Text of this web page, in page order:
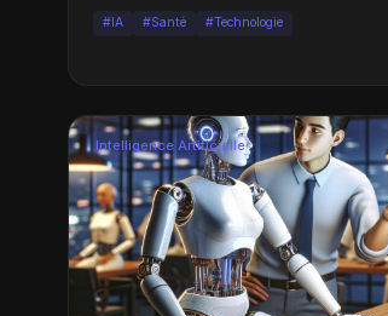
#IA #Santé #Technologie
Intelligence Artificielle